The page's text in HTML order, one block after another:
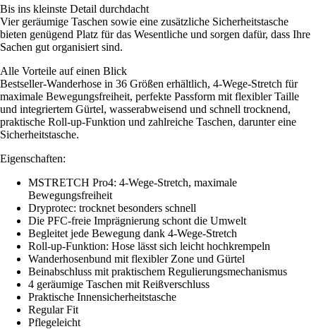
Bis ins kleinste Detail durchdacht
Vier geräumige Taschen sowie eine zusätzliche Sicherheitstasche
bieten genügend Platz für das Wesentliche und sorgen dafür, dass Ihre
Sachen gut organisiert sind.
Alle Vorteile auf einen Blick
Bestseller-Wanderhose in 36 Größen erhältlich, 4-Wege-Stretch für
maximale Bewegungsfreiheit, perfekte Passform mit flexibler Taille
und integriertem Gürtel, wasserabweisend und schnell trocknend,
praktische Roll-up-Funktion und zahlreiche Taschen, darunter eine
Sicherheitstasche.
Eigenschaften:
MSTRETCH Pro4: 4-Wege-Stretch, maximale
Bewegungsfreiheit
Dryprotec: trocknet besonders schnell
Die PFC-freie Imprägnierung schont die Umwelt
Begleitet jede Bewegung dank 4-Wege-Stretch
Roll-up-Funktion: Hose lässt sich leicht hochkrempeln
Wanderhosenbund mit flexibler Zone und Gürtel
Beinabschluss mit praktischem Regulierungsmechanismus
4 geräumige Taschen mit Reißverschluss
Praktische Innensicherheitstasche
Regular Fit
Pflegeleicht